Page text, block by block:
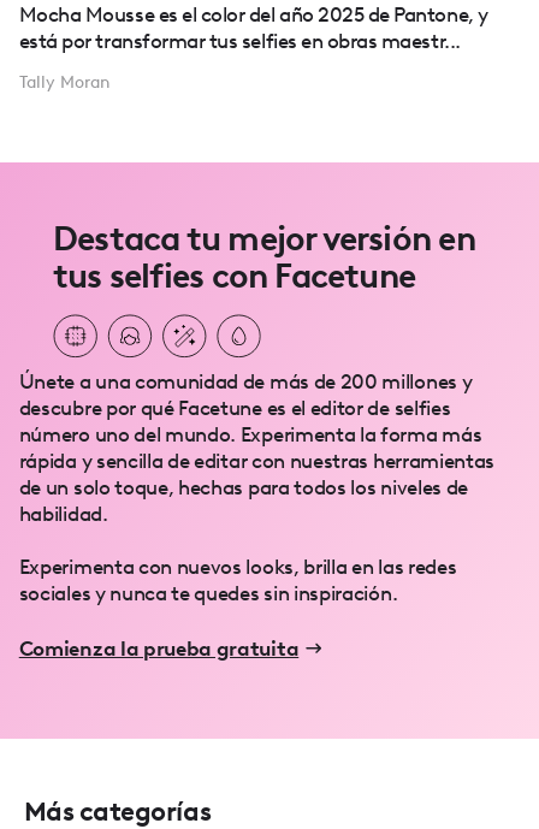
Mocha Mousse es el color del año 2025 de Pantone, y
está por transformar tus selfies en obras maestr...
Tally Moran
Destaca tu mejor versión en
tus selfies con Facetune
Únete a una comunidad de más de 200 millones y
descubre por qué Facetune es el editor de selfies
número uno del mundo. Experimenta la forma más
rápida y sencilla de editar con nuestras herramientas
de un solo toque, hechas para todos los niveles de
habilidad.
Experimenta con nuevos looks, brilla en las redes
sociales y nunca te quedes sin inspiración.
Comienza la prueba gratuita
Más categorías